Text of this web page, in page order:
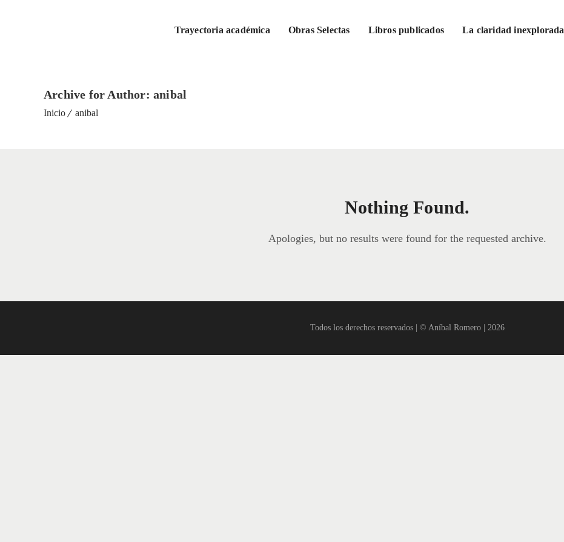
Trayectoria académica Obras Selectas Libros publicados La claridad inexplorada
Archive for Author: anibal
Inicio anibal
Nothing Found.
Apologies, but no results were found for the requested archive.
Todos los derechos reservados | © Aníbal Romero | 2026